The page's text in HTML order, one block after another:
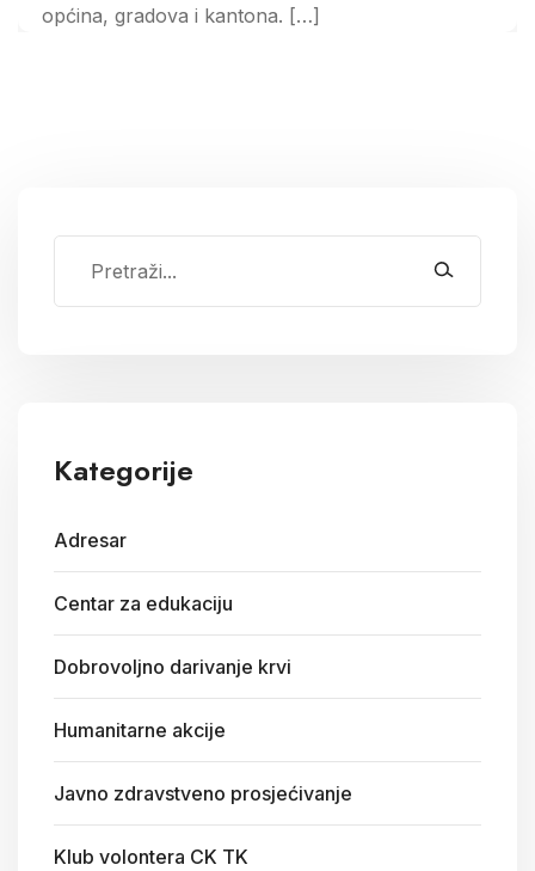
Kategorije
Adresar
Centar za edukaciju
Dobrovoljno darivanje krvi
Humanitarne akcije
Javno zdravstveno prosjećivanje
Klub volontera CK TK
općina, gradova i kantona. […]